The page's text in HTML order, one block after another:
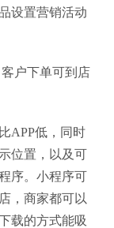
设置营销活动
户下单可到店
APP低，同时
位置，以及可
序。小程序可
，商家都可以
载的方式能吸